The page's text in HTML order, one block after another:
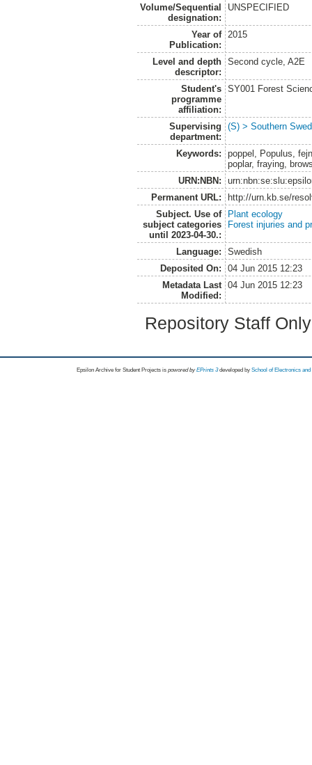
Volume/Sequential
designation:
UNSPECIFIED
Year of
Publication:
2015
Level and depth
descriptor:
Second cycle, A2E
Student's
programme
affiliation:
SY001 Forest
Supervising
department:
(S) > Southern
Keywords:
poppel, Populus,
poplar, fraying,
URN:NBN:
Permanent URL:
http://urn.kb.se/
Subject. Use of
subject categories
until 2023-04-30.:
Plant ecology
Forest injuries and
Language:
Swedish
Deposited On:
04 Jun 2015 12:23
Metadata Last
Modified:
04 Jun 2015 12:23
Repository Staff
Epsilon Archive for Student Projects is powored byEPrints 3 developed by School of Electronics